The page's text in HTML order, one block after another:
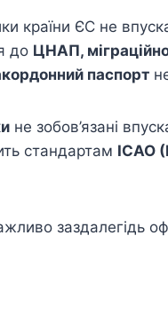
країни ЄС не
до ЦНАП,
паспорт
не зобов’язані
стандартам ICAO
заздалегідь